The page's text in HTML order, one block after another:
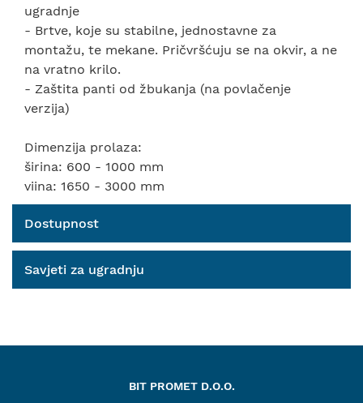
ugradnje
- Brtve, koje su stabilne, jednostavne za
montažu, te mekane. Pričvršćuju se na okvir, a ne
na vratno krilo.
- Zaštita panti od žbukanja (na povlačenje
verzija)
Dimenzija prolaza:
širina: 600 - 1000 mm
viina: 1650 - 3000 mm
Dostupnost
Savjeti za ugradnju
BIT PROMET D.O.O.